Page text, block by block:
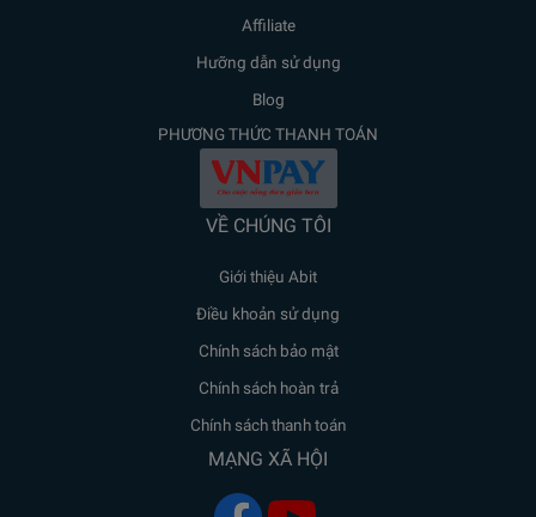
Affiliate
Hưỡng dẫn sử dụng
Blog
PHƯƠNG THỨC THANH TOÁN
VỀ CHÚNG TÔI
Giới thiệu Abit
Điều khoản sử dụng
Chính sách bảo mật
Chính sách hoàn trả
Chính sách thanh toán
MẠNG XÃ HỘI